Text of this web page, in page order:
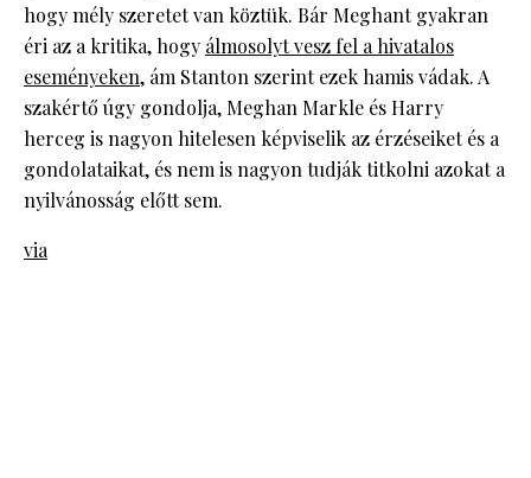
hogy mély szeretet van köztük. Bár Meghant gyakran
éri az a kritika, hogy álmosolyt vesz fel a hivatalos
eseményeken, ám Stanton szerint ezek hamis vádak. A
szakértő úgy gondolja, Meghan Markle és Harry
herceg is nagyon hitelesen képviselik az érzéseiket és a
gondolataikat, és nem is nagyon tudják titkolni azokat a
nyilvánosság előtt sem.
via